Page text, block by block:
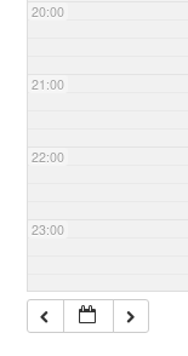
20:00
21:00
22:00
23:00